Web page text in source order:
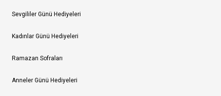
Sevgililer Günü Hediyeleri
Kadınlar Günü Hediyeleri
Ramazan Sofraları
Anneler Günü Hediyeleri